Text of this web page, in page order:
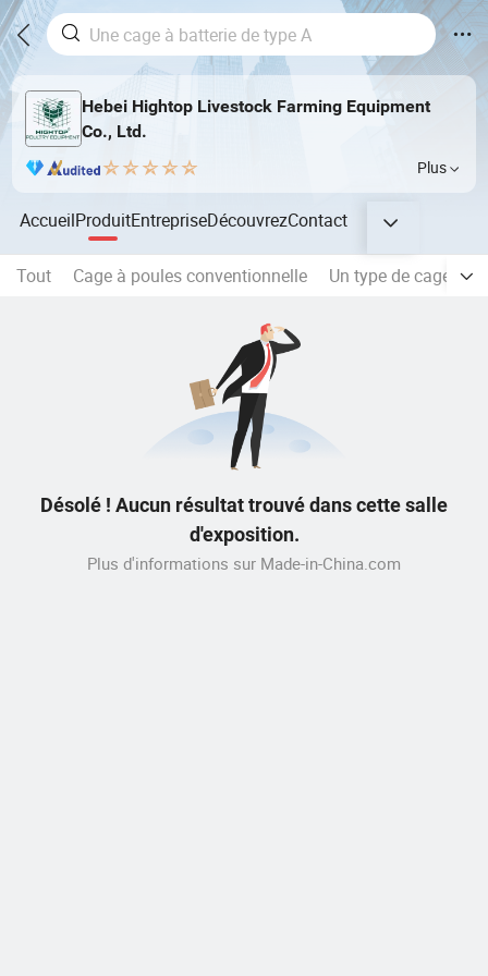
Hebei Hightop Livestock Farming Equipment
Co., Ltd.
Plus
AccueilProduitEntrepriseDécouvrezContact
Tout Cage à poules conventionnelle Un type de cage à
Désolé ! Aucun résultat trouvé dans cette salle
d'exposition.
Plus d'informations sur Made-in-China.com